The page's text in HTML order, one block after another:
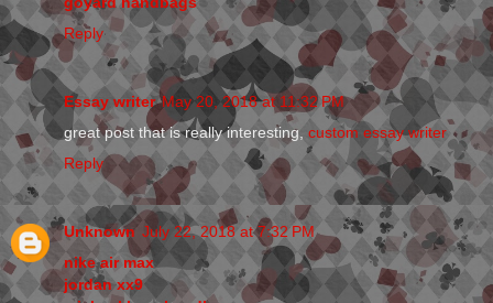
Reply
Essay writer May 20, 2018 at 11:32 PM
great post that is really interesting, custom essay writer
Reply
Unknown July 22, 2018 at 7:32 PM
nike air max
jordan xx9